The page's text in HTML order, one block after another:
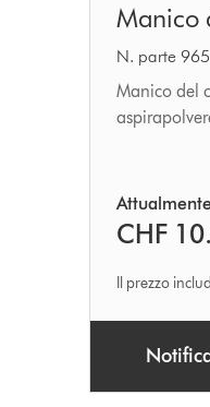
del
ciclone
Manico
N. parte
Manico del
CHF
Il prezzo